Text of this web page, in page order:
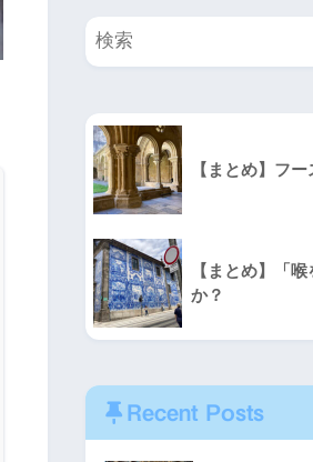
【まとめ】フ
【まとめ】「
か？
Recent Posts